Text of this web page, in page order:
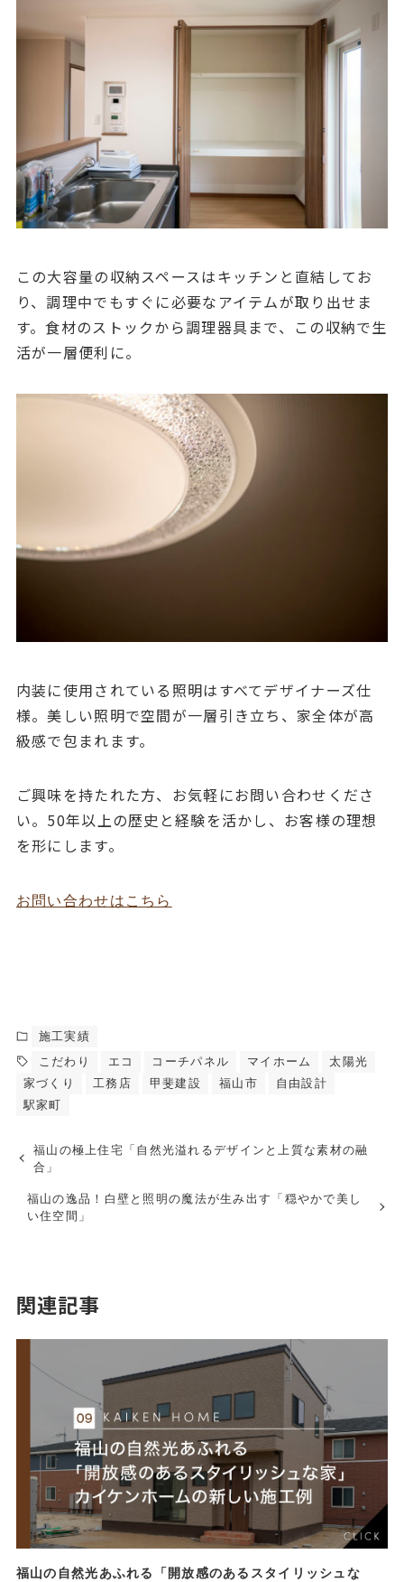
この大容量の収納スペースはキッチンと直結してお
り、調理中でもすぐに必要なアイテムが取り出せま
す。食材のストックから調理器具まで、この収納で生
活が一層便利に。
内装に使用されている照明はすべてデザイナーズ仕
様。美しい照明で空間が一層引き立ち、家全体が高
級感で包まれます。
ご興味を持たれた方、お気軽にお問い合わせくださ
い。50年以上の歴史と経験を活かし、お客様の理想
を形にします。
お問い合わせはこちら
施工実績
こだわり
エコ コーチパネル マイホーム
太陽光
家づくり
工務店 甲斐建設 福山市
自由設計
駅家町
福山の極上住宅「自然光溢れるデザインと上質な素材の融
合」
福山の逸品！白壁と照明の魔法が生み出す「穏やかで美し
い住空間」
関連記事
福山の自然光あふれる「開放感のあるスタイリッシュな